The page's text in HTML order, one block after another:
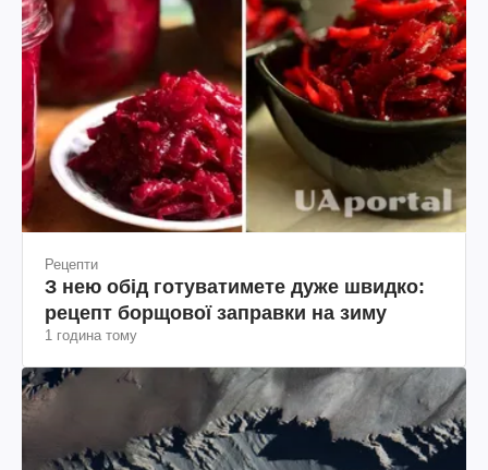
Рецепти
З нею обід готуватимете дуже швидко:
рецепт борщової заправки на зиму
1 година тому